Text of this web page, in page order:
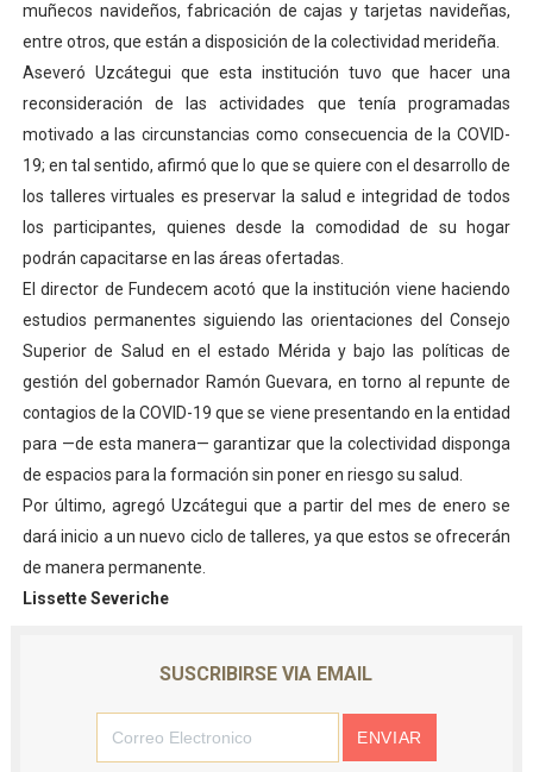
muñecos navideños, fabricación de cajas y tarjetas navideñas,
entre otros, que están a disposición de la colectividad merideña.
Aseveró Uzcátegui que esta institución tuvo que hacer una
reconsideración de las actividades que tenía programadas
motivado a las circunstancias como consecuencia de la COVID-
19; en tal sentido, afirmó que lo que se quiere con el desarrollo de
los talleres virtuales es preservar la salud e integridad de todos
los participantes, quienes desde la comodidad de su hogar
podrán capacitarse en las áreas ofertadas.
El director de Fundecem acotó que la institución viene haciendo
estudios permanentes siguiendo las orientaciones del Consejo
Superior de Salud en el estado Mérida y bajo las políticas de
gestión del gobernador Ramón Guevara, en torno al repunte de
contagios de la COVID-19 que se viene presentando en la entidad
para —de esta manera— garantizar que la colectividad disponga
de espacios para la formación sin poner en riesgo su salud.
Por último, agregó Uzcátegui que a partir del mes de enero se
dará inicio a un nuevo ciclo de talleres, ya que estos se ofrecerán
de manera permanente.
Lissette Severiche
SUSCRIBIRSE VIA EMAIL